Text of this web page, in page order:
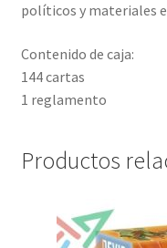
políticos y materiales
Contenido de caja:
144 cartas
1 reglamento
Productos